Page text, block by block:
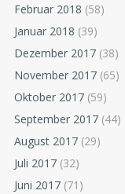
Februar 2018 (58)
Januar 2018 (39)
Dezember 2017 (38)
November 2017 (65)
Oktober 2017 (59)
September 2017 (44)
August 2017 (29)
Juli 2017 (32)
Juni 2017 (71)